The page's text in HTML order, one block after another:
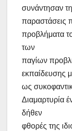
συνάντησαν
παραστάσεις
προβλήματα
των
παγίων
εκπαίδευσης
ως
Διαμαρτυρία
δήθεν
φθορές της